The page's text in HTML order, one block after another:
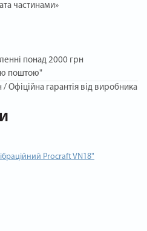
частинами»
понад 2000 грн
поштою"
/ Офіційна гарантія від виробника
Procraft VN18"